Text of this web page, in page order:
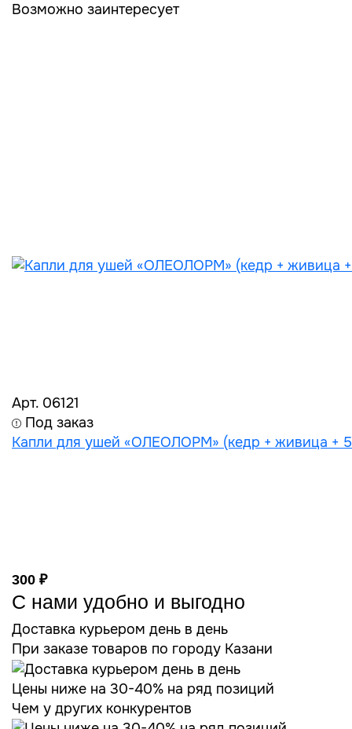
Возможно заинтересует
Арт. 06121
Под заказ
Капли для ушей «ОЛЕОЛОРМ» (кедр + живица +
300 ₽
С нами удобно и выгодно
Доставка курьером день в день
При заказе товаров по городу Казани
Цены ниже на 30-40% на ряд позиций
Чем у других конкурентов